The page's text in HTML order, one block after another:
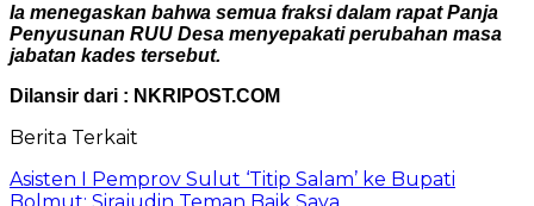
Ia menegaskan bahwa semua fraksi dalam rapat Panja
Penyusunan RUU Desa menyepakati perubahan masa
jabatan kades tersebut.
Dilansir dari : NKRIPOST.COM
Berita Terkait
Asisten I Pemprov Sulut ‘Titip Salam’ ke Bupati